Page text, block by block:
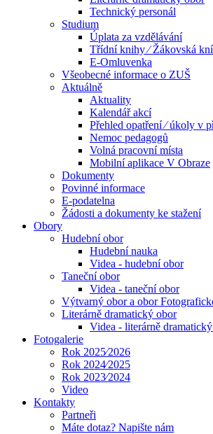
Technický personál
Studium
Úplata za vzdělávání
Třídní knihy ⁄ Žákovská
E-Omluvenka
Všeobecné informace o ZUŠ
Aktuálně
Aktuality
Kalendář akcí
Přehled opatření ⁄ úkoly v
Nemoc pedagogů
Volná pracovní místa
Mobilní aplikace V Obraze
Dokumenty
Povinné informace
E-podatelna
Žádosti a dokumenty ke stažení
Obory
Hudební obor
Hudební nauka
Videa - hudební obor
Taneční obor
Videa - taneční obor
Výtvarný obor a obor
Literárně dramatický obor
Videa - literárně
Fotogalerie
Rok 2025⁄2026
Rok 2024⁄2025
Rok 2023⁄2024
Video
Kontakty
Partneři
Máte dotaz? Napište nám